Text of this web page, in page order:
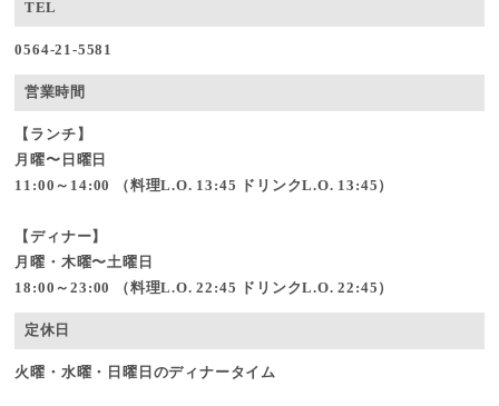
TEL
0564-21-5581
営業時間
【ランチ】
月曜〜日曜日
11:00～14:00 （料理L.O. 13:45 ドリンクL.O. 13:45）
【ディナー】
月曜・木曜〜土曜日
18:00～23:00 （料理L.O. 22:45 ドリンクL.O. 22:45）
定休日
火曜・水曜・日曜日のディナータイム